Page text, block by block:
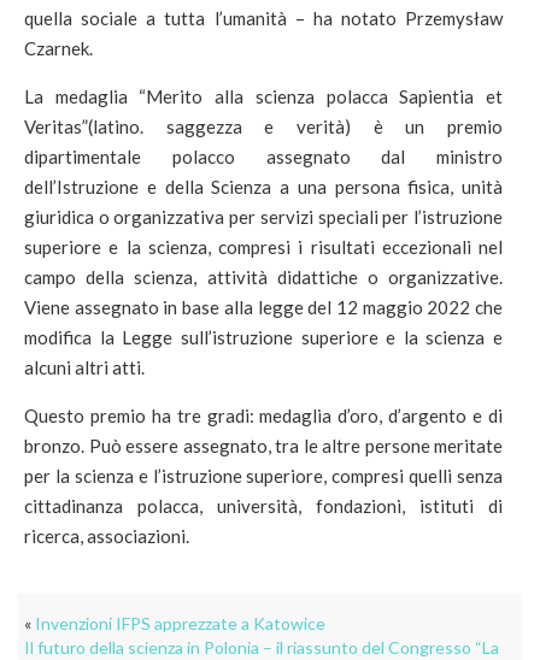
quella sociale a tutta l’umanità – ha notato Przemysław
Czarnek.
La medaglia “Merito alla scienza polacca Sapientia et
Veritas”(latino. saggezza e verità) è un premio
dipartimentale polacco assegnato dal ministro
dell’Istruzione e della Scienza a una persona fisica, unità
giuridica o organizzativa per servizi speciali per l’istruzione
superiore e la scienza, compresi i risultati eccezionali nel
campo della scienza, attività didattiche o organizzative.
Viene assegnato in base alla legge del 12 maggio 2022 che
modifica la Legge sull’istruzione superiore e la scienza e
alcuni altri atti.
Questo premio ha tre gradi: medaglia d’oro, d’argento e di
bronzo. Può essere assegnato, tra le altre persone meritate
per la scienza e l’istruzione superiore, compresi quelli senza
cittadinanza polacca, università, fondazioni, istituti di
ricerca, associazioni.
« Invenzioni IFPS apprezzate a Katowice
Il futuro della scienza in Polonia – il riassunto del Congresso “La